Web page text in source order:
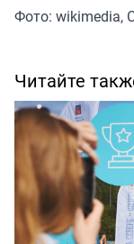
Фото: wikimedia,
Читайте